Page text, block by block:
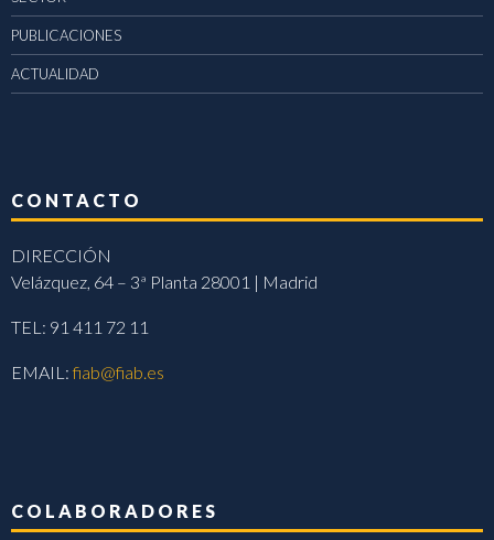
PUBLICACIONES
ACTUALIDAD
CONTACTO
DIRECCIÓN
Velázquez, 64 – 3ª Planta 28001 | Madrid
TEL: 91 411 72 11
EMAIL:fiab@fiab.es
COLABORADORES